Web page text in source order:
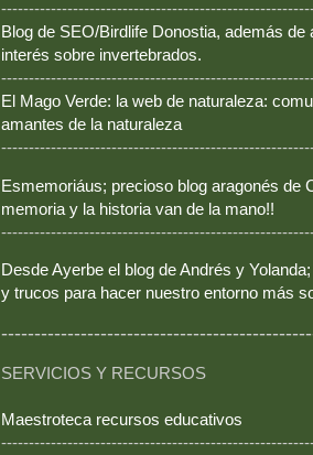
Blog de SEO/Birdlife Donostia, además
interés sobre invertebrados.
El Mago Verde: la web de naturaleza:
amantes de la naturaleza
Esmemoriáus; precioso blog aragonés de
memoria y la historia van de la mano!!
Desde Ayerbe el blog de Andrés y
y trucos para hacer nuestro entorno más
SERVICIOS Y RECURSOS
Maestroteca recursos educativos